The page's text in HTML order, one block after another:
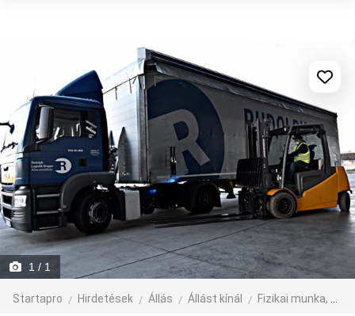
1 / 1
Startapro Hirdetések Állás Állást kínál Fizikai munka, segédmunka